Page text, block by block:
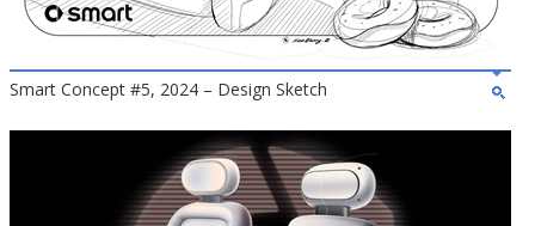
Smart Concept #5, 2024 – Design Sketch